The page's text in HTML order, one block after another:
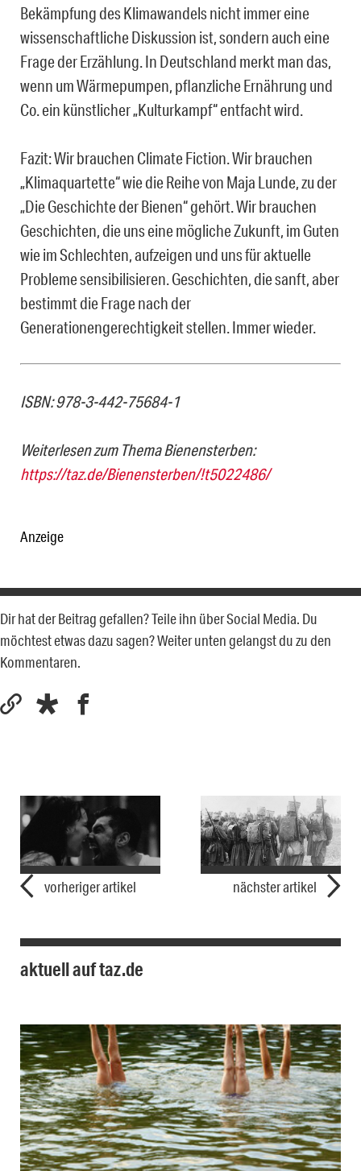
Bekämpfung des Klimawandels nicht immer eine
wissenschaftliche Diskussion ist, sondern auch eine
Frage der Erzählung. In Deutschland merkt man das,
wenn um Wärmepumpen, pflanzliche Ernährung und
Co. ein künstlicher „Kulturkampf“ entfacht wird.
Fazit: Wir brauchen Climate Fiction. Wir brauchen
„Klimaquartette“ wie die Reihe von Maja Lunde, zu der
„Die Geschichte der Bienen“ gehört. Wir brauchen
Geschichten, die uns eine mögliche Zukunft, im Guten
wie im Schlechten, aufzeigen und uns für aktuelle
Probleme sensibilisieren. Geschichten, die sanft, aber
bestimmt die Frage nach der
Generationengerechtigkeit stellen. Immer wieder.
ISBN: 978-3-442-75684-1
Weiterlesen zum Thema Bienensterben:
https://taz.de/Bienensterben/!t5022486/
Anzeige
Dir hat der Beitrag gefallen? Teile ihn über Social Media. Du
möchtest etwas dazu sagen? Weiter unten gelangst du zu den
Kommentaren.
vorheriger artikel nächster artikel
aktuell auf taz.de